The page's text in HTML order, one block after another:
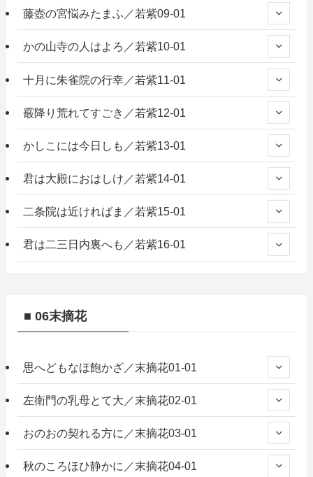
藤壺の宮悩みたまふ／若紫09-01
かの山寺の人はよろ／若紫10-01
十月に朱雀院の行幸／若紫11-01
霰降り荒れてすごき／若紫12-01
かしこには今日しも／若紫13-01
君は大殿におはしけ／若紫14-01
二条院は近ければま／若紫15-01
君は二三日内裏へも／若紫16-01
■ 06末摘花
思へどもなほ飽かざ／末摘花01-01
左衛門の乳母とて大／末摘花02-01
おのおの契れる方に／末摘花03-01
秋のころほひ静かに／末摘花04-01